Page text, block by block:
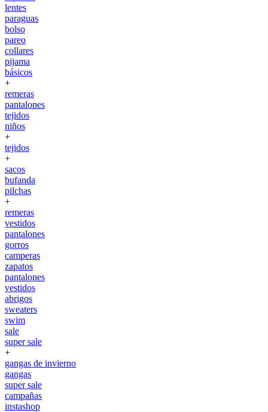
lentes
paraguas
bolso
pareo
collares
pijama
básicos
+
remeras
pantalones
tejidos
niños
+
tejidos
+
sacos
bufanda
pilchas
+
remeras
vestidos
pantalones
gorros
camperas
zapatos
pantalones
vestidos
abrigos
sweaters
swim
sale
super sale
+
gangas de invierno
gangas
super sale
campañas
instashop